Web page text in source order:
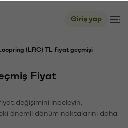
Giriş yap
(LRC) TL fiyat geçmişi
Fiyat
değişimini inceleyin.
önemli dönüm noktalarını daha